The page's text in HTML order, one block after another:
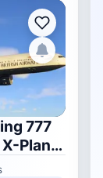
777
Plane